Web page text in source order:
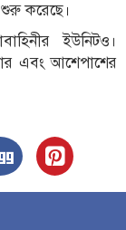
করেছে।
ইউনিটও।
এবং আশেপাশের